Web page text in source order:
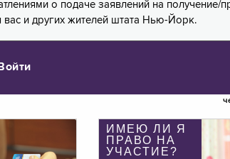
о подаче заявлений на получение/
и других жителей штата Нью-Йорк.
Войти
ИМЕЮ ЛИ Я
ПРАВО НА
УЧАСТИЕ?